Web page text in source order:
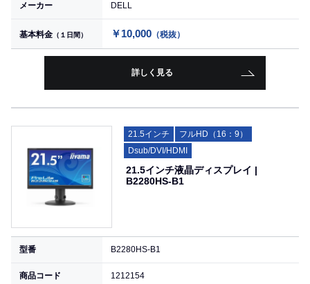
メーカー DELL
基本料金 （１日間） ￥10,000 （税抜）
詳しく見る
21.5インチ
フルHD（16：9）
Dsub/DVI/HDMI
21.5インチ液晶ディスプレイ |
B2280HS-B1
型番 B2280HS-B1
商品コード 1212154